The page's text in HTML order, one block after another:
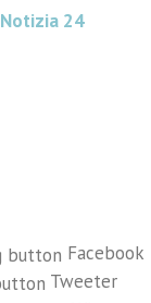
Notizia 24
Facebook
Tweeter